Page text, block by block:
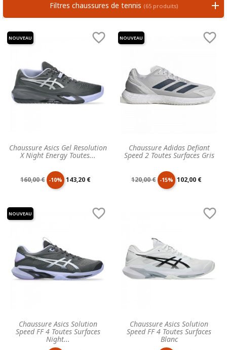
Filtres chaussures de tennis (65 produits)
Chaussure Asics Gel Resolution
X Night Energy Toutes...

Prix
160,00 € -10% Prix
143,20 €
NOUVEAU
Chaussure Adidas Defiant
Speed 2 Toutes Surfaces Gris

Prix
120,00 € -15% Prix
102,00 €
NOUVEAU
Chaussure Asics Solution
Speed FF 4 Toutes Surfaces
Night...

NOUVEAU
Chaussure Asics Solution
Speed FF 4 Toutes Surfaces
Blanc
